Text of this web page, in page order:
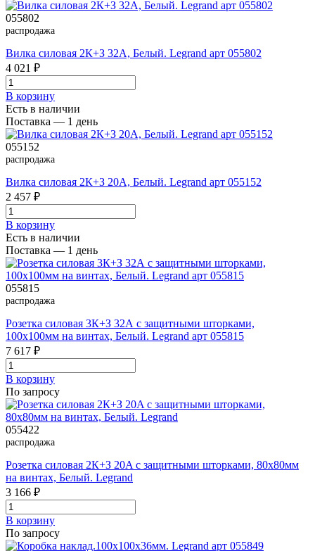
055802
распродажа
Вилка силовая 2К+З 32А, Белый. Legrand арт 055802
4 021 ₽
В корзинy
Есть в наличии
Поставка — 1 день
055152
распродажа
Вилка силовая 2К+З 20А, Белый. Legrand арт 055152
2 457 ₽
В корзинy
Есть в наличии
Поставка — 1 день
055815
распродажа
Розетка силовая 3К+З 32А с защитными шторками,
100x100мм на винтах, Белый. Legrand арт 055815
7 617 ₽
В корзинy
По запросу
055422
распродажа
Розетка силовая 2К+З 20A с защитными шторками, 80x80мм
на винтах, Белый. Legrand
3 166 ₽
В корзинy
По запросу